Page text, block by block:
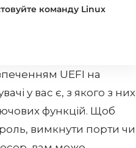
команду Linux
UEFI на
у вас є, з якого з них
функцій. Щоб
, вимкнути порти чи